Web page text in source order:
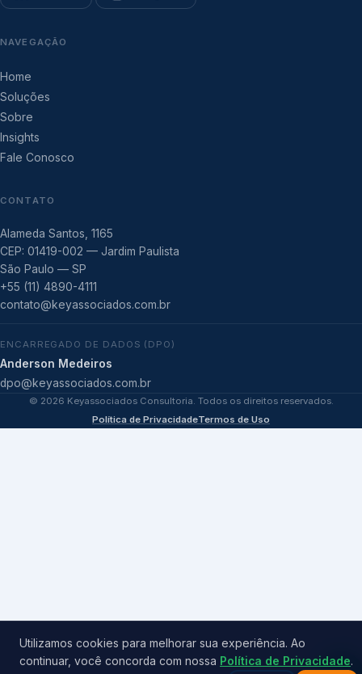
NAVEGAÇÃO
Home
Soluções
Sobre
Insights
Fale Conosco
CONTATO
Alameda Santos, 1165
CEP: 01419-002 — Jardim Paulista
São Paulo — SP
+55 (11) 4890-4111
contato@keyassociados.com.br
ENCARREGADO DE DADOS (DPO)
Anderson Medeiros
dpo@keyassociados.com.br
© 2026 Keyassociados Consultoria. Todos os direitos reservados.
Política de PrivacidadeTermos de Uso
Utilizamos cookies para melhorar sua experiência. Ao
continuar, você concorda com nossa Política de Privacidade.